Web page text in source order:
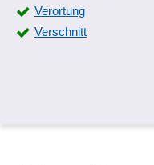
Verortung
Verschnitt